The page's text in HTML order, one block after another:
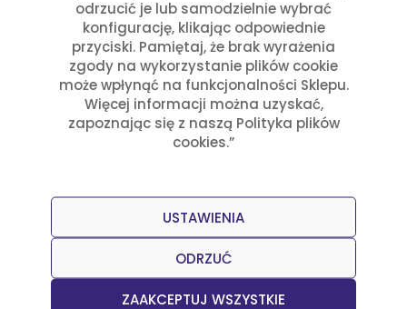
odrzucić je lub samodzielnie wybrać
konfigurację, klikając odpowiednie
przyciski. Pamiętaj, że brak wyrażenia
zgody na wykorzystanie plików cookie
może wpłynąć na funkcjonalności Sklepu.
Więcej informacji można uzyskać,
zapoznając się z naszą Polityka plików
cookies.”
ZAAKCEPTUJ WSZYSTKIE
ODRZUĆ
USTAWIENIA
Kultura i Historia Meksyku(10)
Potrawy i Gastronomia(11)
Święta Meksykańskie(7)
Święta w Polsce i Meksyku(3)
Dołącz do naszego Newslettera
Otrzymuj informacje o nowościach w sklepie oraz